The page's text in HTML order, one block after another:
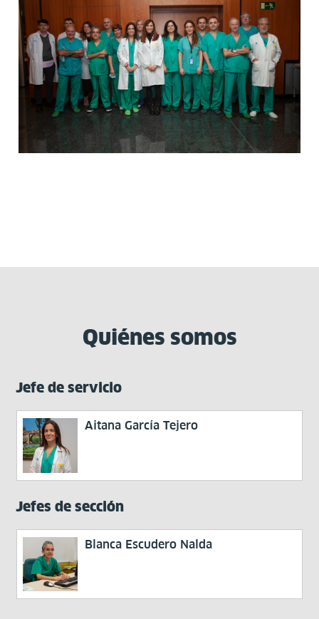
Quiénes somos
Jefe de servicio
Aitana García Tejero
Jefes de sección
Blanca Escudero Nalda